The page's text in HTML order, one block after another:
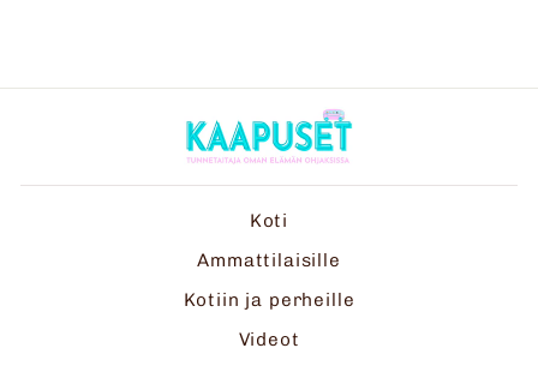
Koti
Ammattilaisille
Kotiin ja perheille
Videot